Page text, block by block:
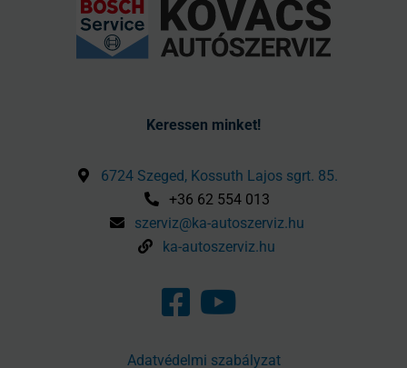
Keressen minket!
6724 Szeged, Kossuth Lajos sgrt. 85.
+36 62 554 013
szerviz@ka-autoszerviz.hu
ka-autoszerviz.hu
Adatvédelmi szabályzat